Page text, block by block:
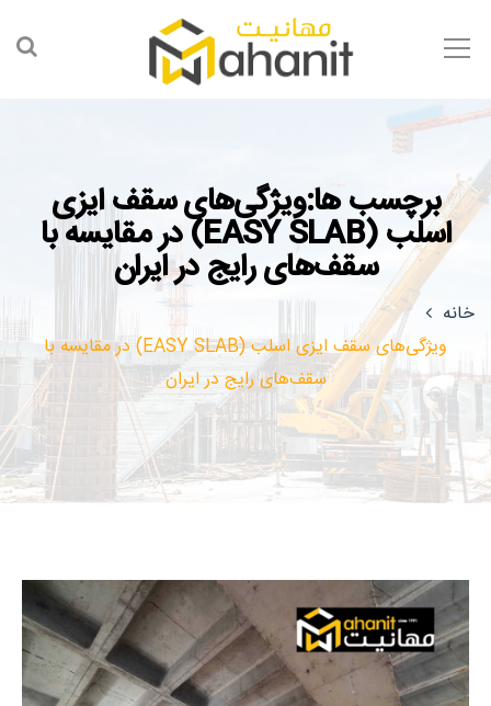
برچسب ها:ویژگی‌های سقف ایزی
اسلب (EASY SLAB) در مقایسه با
سقف‌های رایج در ایران
خانه
ویژگی‌های سقف ایزی اسلب (EASY SLAB) در مقایسه با
سقف‌های رایج در ایران